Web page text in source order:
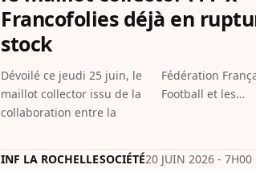
Francofolies déjà en
stock
Dévoilé ce jeudi 25 juin, le
maillot collector issu de la
collaboration entre la
Fédération Française de
Football et les…
INF LA ROCHELLESOCIÉTÉ20 JUIN 2026 - 7H00